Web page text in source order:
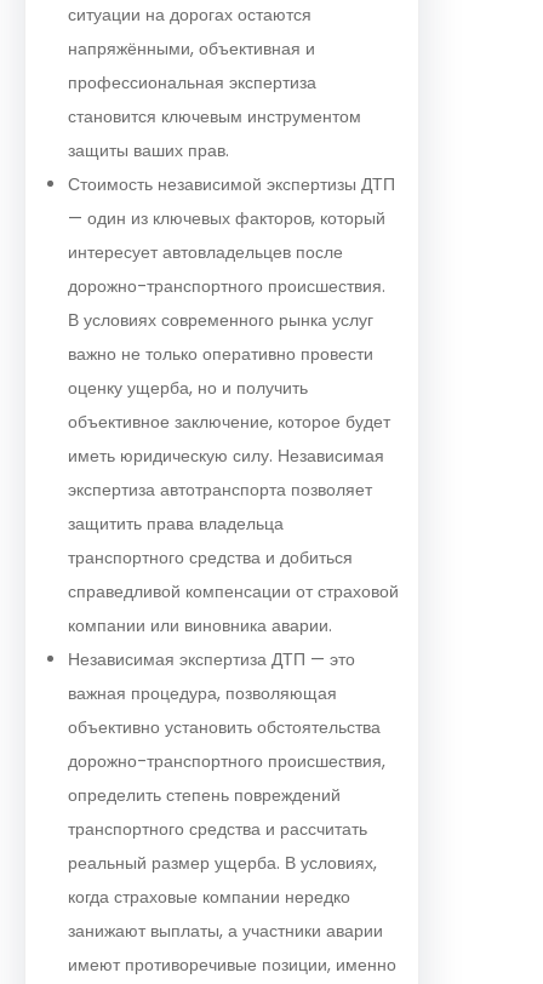
ситуации на дорогах остаются
напряжёнными, объективная и
профессиональная экспертиза
становится ключевым инструментом
защиты ваших прав.
Стоимость независимой экспертизы ДТП
— один из ключевых факторов, который
интересует автовладельцев после
дорожно-транспортного происшествия.
В условиях современного рынка услуг
важно не только оперативно провести
оценку ущерба, но и получить
объективное заключение, которое будет
иметь юридическую силу. Независимая
экспертиза автотранспорта позволяет
защитить права владельца
транспортного средства и добиться
справедливой компенсации от страховой
компании или виновника аварии.
Независимая экспертиза ДТП — это
важная процедура, позволяющая
объективно установить обстоятельства
дорожно-транспортного происшествия,
определить степень повреждений
транспортного средства и рассчитать
реальный размер ущерба. В условиях,
когда страховые компании нередко
занижают выплаты, а участники аварии
имеют противоречивые позиции, именно